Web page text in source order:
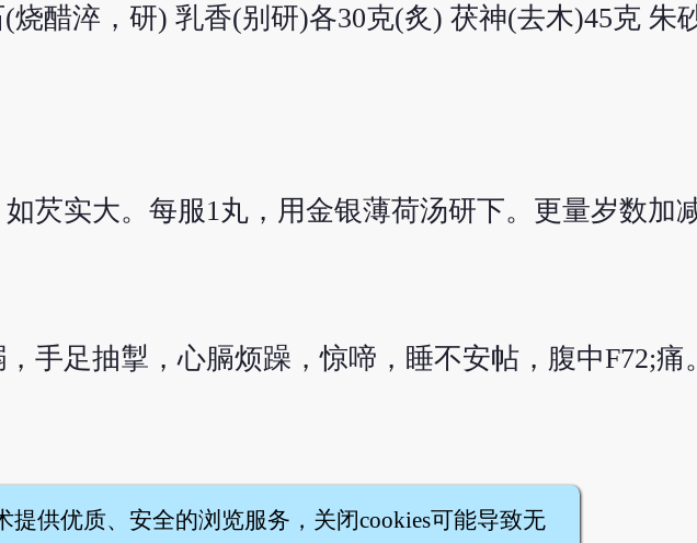
醋淬，研) 乳香(别研)各30克(炙) 茯神(去木)45克 朱
芡实大。每服1丸，用金银薄荷汤研下。更量岁数加
手足抽掣，心膈烦躁，惊啼，睡不安帖，腹中F72;痛。
提供优质、安全的浏览服务，关闭cookies可能导致无